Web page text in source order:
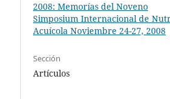
2008: Memorías del Noveno
Simposium Internacional de
Acuícola Noviembre 24-27, 2008
Sección
Artículos